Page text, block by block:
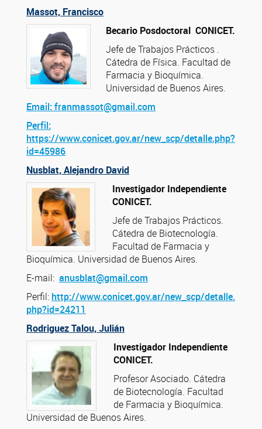
Massot, Francisco
Becario Posdoctoral CONICET.
Jefe de Trabajos Prácticos .
Cátedra de Física. Facultad de
Farmacia y Bioquímica.
Universidad de Buenos Aires.
Email: franmassot@gmail.com
Perfil:
https://www.conicet.gov.ar/new_scp/detalle.php?
id=45986
Nusblat, Alejandro David
Investigador Independiente
CONICET.
Jefe de Trabajos Prácticos.
Cátedra de Biotecnología.
Facultad de Farmacia y
Bioquímica. Universidad de Buenos Aires.
E-mail: anusblat@gmail.com
Perfil: http://www.conicet.gov.ar/new_scp/detalle.
php?id=24211
Rodriguez Talou, Julián
Investigador Independiente
CONICET.
Profesor Asociado. Cátedra
de Biotecnología. Facultad
de Farmacia y Bioquímica.
Universidad de Buenos Aires.